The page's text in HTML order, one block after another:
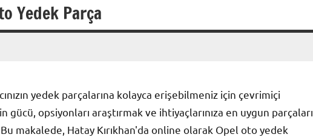
Yedek Parça
yedek parçalarına kolayca erişebilmeniz için çevrimiçi
opsiyonları araştırmak ve ihtiyaçlarınıza en uygun parçaları
makalede, Hatay Kırıkhan'da online olarak Opel oto yedek